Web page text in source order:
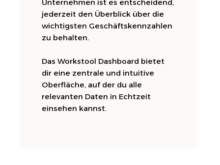
Unternehmen ist es entscheidend,
jederzeit den Überblick über die
wichtigsten Geschäftskennzahlen
zu behalten.
Das Workstool Dashboard bietet
dir eine zentrale und intuitive
Oberfläche, auf der du alle
relevanten Daten in Echtzeit
einsehen kannst.